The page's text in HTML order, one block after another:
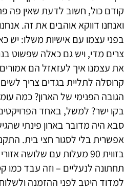
קודם כול, חשוב לדעת שאין פה
ואנחנו דווקא אוהבים את זה.
בפני עצמו עם אישיות משלו: יש
צרים מדי, ויש גם כאלה שפשוט
את עצמנו איך לעזאזל הם
קרוסלה לתליית בגדים צריך
הגובה הפנימי של הארון? כמה
בקו ישר? למשל, באחד
סבא היה מדובר בארון פינתי
אפשרית בלי לסגור חצי בית.
בזווית 90 מעלות עם שלושה
תחתונה לנעליים – וזה עבד כמו
למדוד היטב לפני ההזמנה